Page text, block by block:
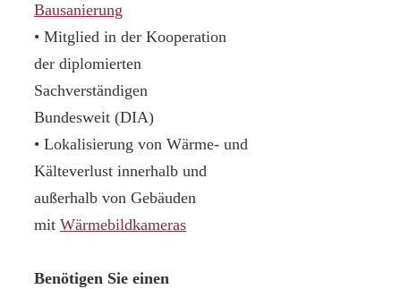
Bausanierung
• Mitglied in der Kooperation
der diplomierten
Sachverständigen
Bundesweit (DIA)
• Lokalisierung von Wärme- und
Kälteverlust innerhalb und
außerhalb von Gebäuden
mit Wärmebildkameras
Benötigen Sie einen